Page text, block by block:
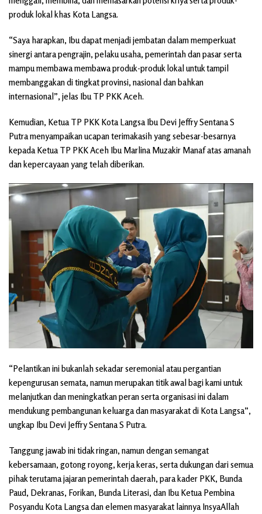
produk lokal khas Kota Langsa.
“Saya harapkan, Ibu dapat menjadi jembatan dalam memperkuat
sinergi antara pengrajin, pelaku usaha, pemerintah dan pasar serta
mampu membawa membawa produk-produk lokal untuk tampil
membanggakan di tingkat provinsi, nasional dan bahkan
internasional”, jelas Ibu TP PKK Aceh.
Kemudian, Ketua TP PKK Kota Langsa Ibu Devi Jeffry Sentana S
Putra menyampaikan ucapan terimakasih yang sebesar-besarnya
kepada Ketua TP PKK Aceh Ibu Marlina Muzakir Manaf atas amanah
dan kepercayaan yang telah diberikan.
“Pelantikan ini bukanlah sekadar seremonial atau pergantian
kepengurusan semata, namun merupakan titik awal bagi kami untuk
melanjutkan dan meningkatkan peran serta organisasi ini dalam
mendukung pembangunan keluarga dan masyarakat di Kota Langsa”,
ungkap Ibu Devi Jeffry Sentana S Putra.
Tanggung jawab ini tidak ringan, namun dengan semangat
kebersamaan, gotong royong, kerja keras, serta dukungan dari semua
pihak terutama jajaran pemerintah daerah, para kader PKK, Bunda
Paud, Dekranas, Forikan, Bunda Literasi, dan Ibu Ketua Pembina
Posyandu Kota Langsa dan elemen masyarakat lainnya InsyaAllah